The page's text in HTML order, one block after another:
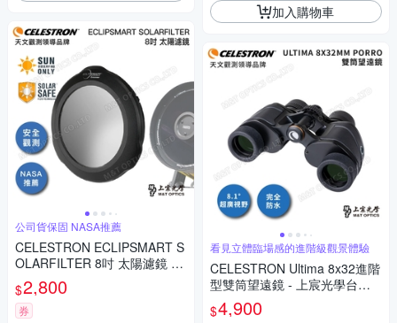
公司貨保固 NASA推薦
CELESTRON ECLIPSMART S
OLARFILTER 8吋 太陽濾鏡 -
上宸光學台灣總代理
$2,800
券
加入購物車
看見立體臨場感的進階級觀景體驗
CELESTRON Ultima 8x32進階
型雙筒望遠鏡 - 上宸光學台灣
總代理
$4,900